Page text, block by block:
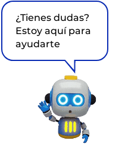
¿Tienes dudas?
Estoy aquí para
ayudarte